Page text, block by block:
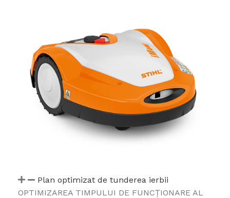
Plan optimizat de tunderea ierbii
OPTIMIZAREA TIMPULUI DE FUNCȚIONARE AL